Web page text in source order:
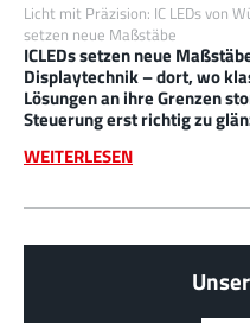
Licht mit Präzision: IC LEDs von
setzen neue Maßstäbe
ICLEDs setzen neue
Displaytechnik – dort, wo
Lösungen an ihre Grenzen
Steuerung erst richtig zu
WEITERLESEN